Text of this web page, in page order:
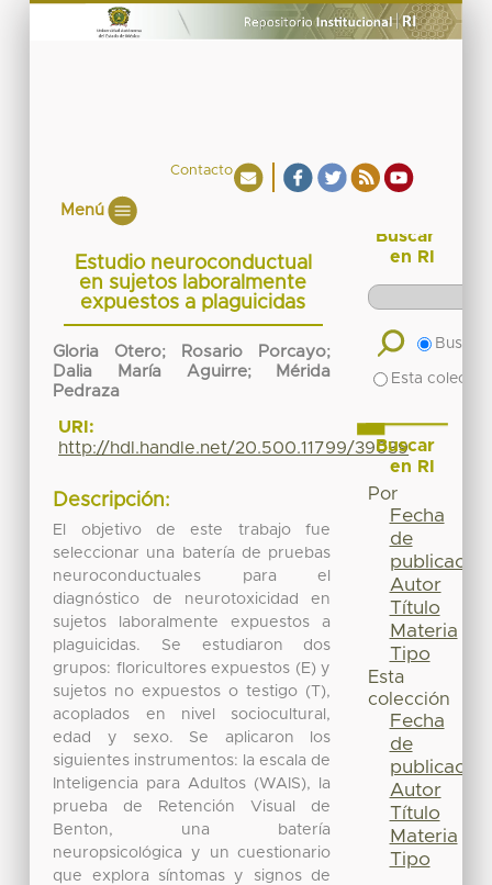
Contacto
Menú
Estudio neuroconductual
en sujetos laboralmente
expuestos a plaguicidas
Gloria Otero; Rosario Porcayo;
Dalia María Aguirre;
Mérida
Pedraza
URI:
http://hdl.handle.net/20.500.11799/39039
Descripción:
El objetivo de este trabajo fue
seleccionar una batería de pruebas
neuroconductuales para el
diagnóstico de neurotoxicidad en
sujetos laboralmente expuestos a
plaguicidas. Se estudiaron dos
grupos: floricultores expuestos (E) y
sujetos no expuestos o testigo (T),
acoplados en nivel sociocultural,
edad y sexo. Se aplicaron los
siguientes instrumentos: la escala de
Inteligencia para Adultos (WAIS), la
prueba de Retención Visual de
Benton, una batería
neuropsicológica y un cuestionario
que explora síntomas y signos de
Buscar
en RI
Buscar
Esta
Buscar
en RI
Por
Fecha
de
publicación
Autor
Título
Materia
Tipo
Esta
colección
Fecha
de
publicación
Autor
Título
Materia
Tipo